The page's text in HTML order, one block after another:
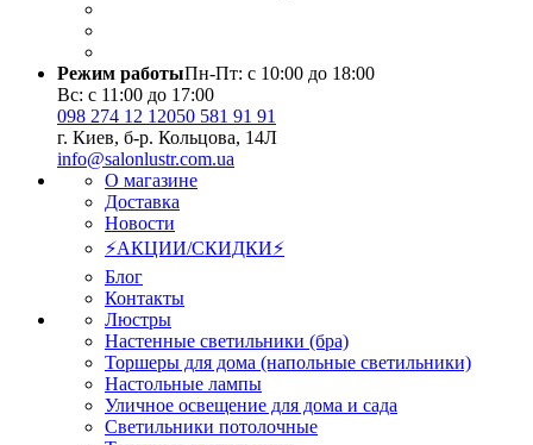
Режим работыПн-Пт: с 10:00 до 18:00
Вс: с 11:00 до 17:00
098 274 12 12050 581 91 91
г. Киев, б-р. Кольцова, 14Л
info@salonlustr.com.ua
О магазине
Доставка
Новости
⚡АКЦИИ/СКИДКИ⚡
Блог
Контакты
Люстры
Настенные светильники (бра)
Торшеры для дома (напольные светильники)
Настольные лампы
Уличное освещение для дома и сада
Светильники потолочные